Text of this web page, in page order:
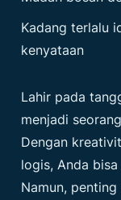
Kadang terlalu
kenyataan
Lahir pada
menjadi
Dengan
logis, Anda
Namun,